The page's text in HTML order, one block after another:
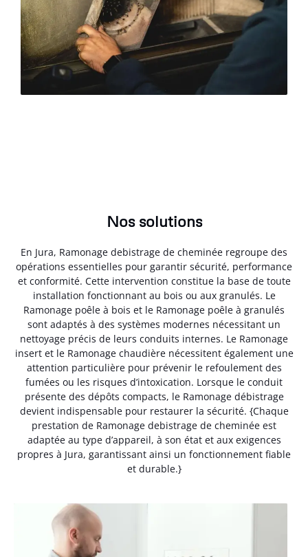
Nos solutions
En Jura, Ramonage debistrage de cheminée regroupe des
opérations essentielles pour garantir sécurité, performance
et conformité. Cette intervention constitue la base de toute
installation fonctionnant au bois ou aux granulés. Le
Ramonage poêle à bois et le Ramonage poêle à granulés
sont adaptés à des systèmes modernes nécessitant un
nettoyage précis de leurs conduits internes. Le Ramonage
insert et le Ramonage chaudière nécessitent également une
attention particulière pour prévenir le refoulement des
fumées ou les risques d’intoxication. Lorsque le conduit
présente des dépôts compacts, le Ramonage débistrage
devient indispensable pour restaurer la sécurité. {Chaque
prestation de Ramonage debistrage de cheminée est
adaptée au type d’appareil, à son état et aux exigences
propres à Jura, garantissant ainsi un fonctionnement fiable
et durable.}